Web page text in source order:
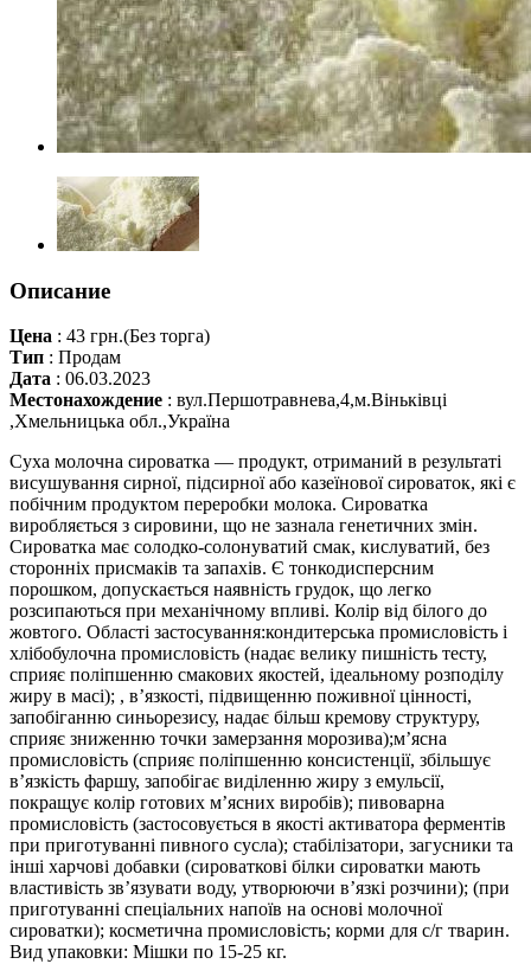
Описание
Цена : 43 грн.(Без торга)
Тип : Продам
Дата : 06.03.2023
Местонахождение : вул.Першотравнева,4,м.Віньківці
,Хмельницька обл.,Україна
Суха молочна сироватка — продукт, отриманий в результаті
висушування сирної, підсирної або казеїнової сироваток, які є
побічним продуктом переробки молока. Сироватка
виробляється з сировини, що не зазнала генетичних змін.
Сироватка має солодко-солонуватий смак, кислуватий, без
сторонніх присмаків та запахів. Є тонкодисперсним
порошком, допускається наявність грудок, що легко
розсипаються при механічному впливі. Колір від білого до
жовтого. Області застосування:кондитерська промисловість і
хлібобулочна промисловість (надає велику пишність тесту,
сприяє поліпшенню смакових якостей, ідеальному розподілу
жиру в масі); , в’язкості, підвищенню поживної цінності,
запобіганню синьорезису, надає більш кремову структуру,
сприяє зниженню точки замерзання морозива);м’ясна
промисловість (сприяє поліпшенню консистенції, збільшує
в’язкість фаршу, запобігає виділенню жиру з емульсії,
покращує колір готових м’ясних виробів); пивоварна
промисловість (застосовується в якості активатора ферментів
при приготуванні пивного сусла); стабілізатори, загусники та
інші харчові добавки (сироваткові білки сироватки мають
властивість зв’язувати воду, утворюючи в’язкі розчини); (при
приготуванні спеціальних напоїв на основі молочної
сироватки); косметична промисловість; корми для с/г тварин.
Вид упаковки: Мішки по 15-25 кг.